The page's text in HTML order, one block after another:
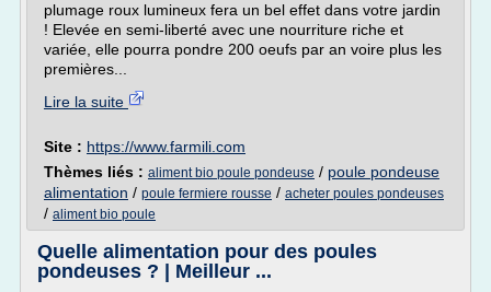
plumage roux lumineux fera un bel effet dans votre jardin
! Elevée en semi-liberté avec une nourriture riche et
variée, elle pourra pondre 200 oeufs par an voire plus les
premières...
Lire la suite
Site : https://www.farmili.com
Thèmes liés : aliment bio poule pondeuse / poule pondeuse
alimentation / poule fermiere rousse / acheter poules pondeuses
/ aliment bio poule
Quelle alimentation pour des poules
pondeuses ? | Meilleur ...